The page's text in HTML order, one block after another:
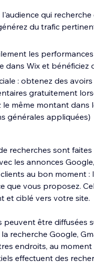
qui recherche
du trafic
les
dans Wix et bénéficiez
: obtenez des
gratuitement
le même montant dans
générales appliquées)
recherches sont
les annonces
au bon moment :
que vous proposez.
et ciblé vers votre site.
peuvent être diffusées
recherche Google,
endroits, au moment
effectuent des